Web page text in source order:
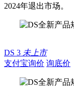
2024年退出市场。
DS 3 未上市
支付宝询价 询底价